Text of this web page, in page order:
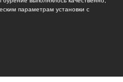
параметрам установки с